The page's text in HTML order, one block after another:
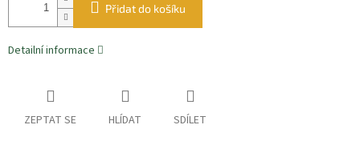
Přidat do košíku
Detailní informace
ZEPTAT SE HLÍDAT SDÍLET